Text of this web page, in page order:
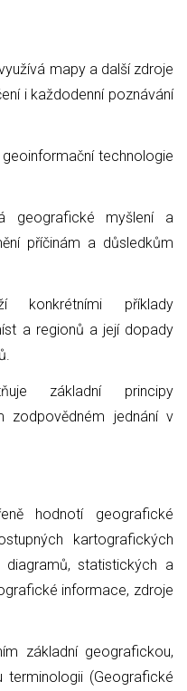
mapy a další zdroje
i každodenní poznávání
geoinformační technologie
geografické myšlení a
příčinám a důsledkům
konkrétními příklady
a regionů a její dopady
základní principy
zodpovědném jednání v
hodnotí geografické
kartografických
statistických a
informace, zdroje
základní geografickou,
(Geografické